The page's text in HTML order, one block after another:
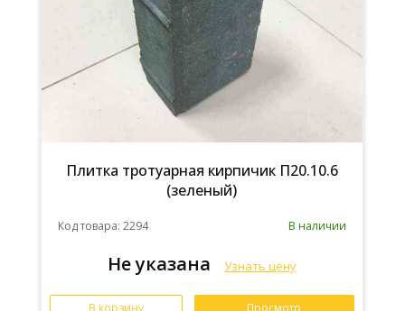
Плитка тротуарная кирпичик П20.10.6
(зеленый)
Код товара: 2294 В наличии
Не указана Узнать цену
В корзину Просмотр